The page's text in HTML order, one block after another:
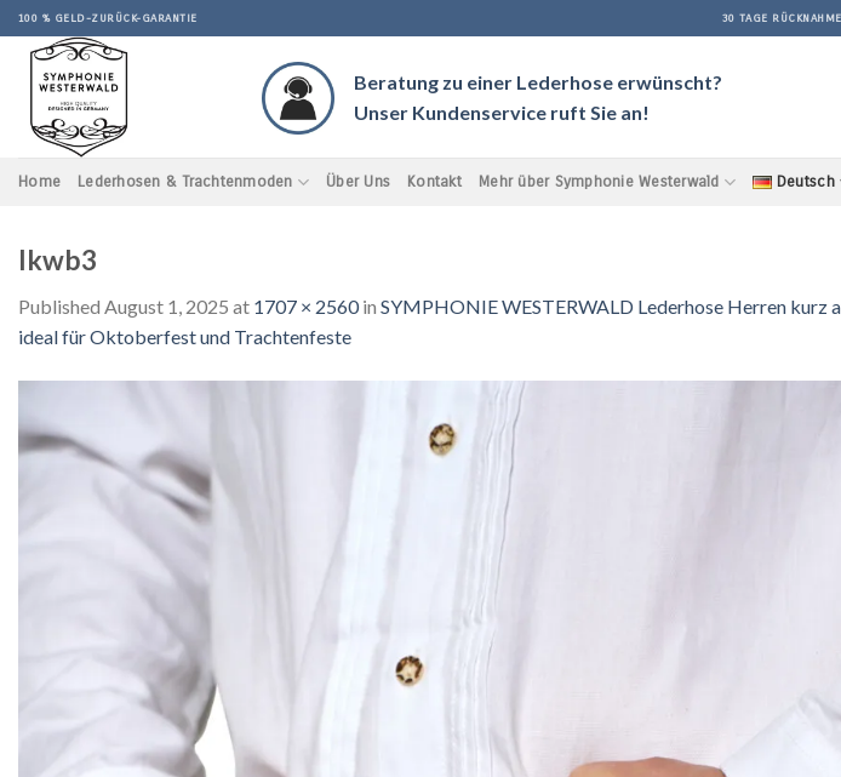
Skip
to
content
100 % GELD-ZURÜCK-GARANTIE 30 TAGE
Beratung zu einer Lederhose erwünscht?
Unser Kundenservice ruft Sie an!
Home Lederhosen & Trachtenmoden Über Uns Kontakt Mehr über Symphonie Westerwald Deutsch
lkwb3
Published August 1, 2025 at 1707 × 2560in SYMPHONIE WESTERWALD Lederhose Herren kurz
ideal für Oktoberfest und Trachtenfeste